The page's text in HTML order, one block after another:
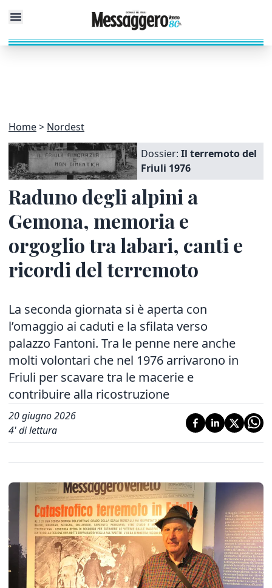
Home Nordest
Dossier:Il terremoto del
Friuli 1976
Raduno degli alpini a
Gemona, memoria e
orgoglio tra labari, canti e
ricordi del terremoto
La seconda giornata si è aperta con
l’omaggio ai caduti e la sfilata verso
palazzo Fantoni. Tra le penne nere anche
molti volontari che nel 1976 arrivarono in
Friuli per scavare tra le macerie e
contribuire alla ricostruzione
20 giugno 2026
4' di lettura